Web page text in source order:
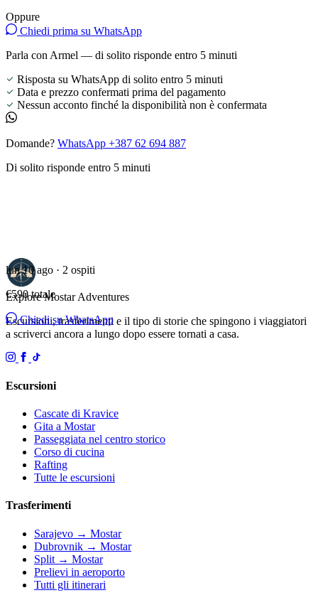
Oppure
Chiedi prima su WhatsApp
Parla con Armel — di solito risponde entro 5 minuti
Risposta su WhatsApp di solito entro 5 minuti
Data e prezzo confermati prima del pagamento
Nessun acconto finché la disponibilità non è confermata
Domande? WhatsApp +387 62 694 887
Di solito risponde entro 5 minuti
lun 10 ago · 2 ospiti
€590 totale
Chiedi su WhatsApp
Explore MostarAdventures
Escursioni, trasferimenti e il tipo di storie che spingono i viaggiatori
a scriverci ancora a lungo dopo essere tornati a casa.
Escursioni
Cascate di Kravice
Gita a Mostar
Passeggiata nel centro storico
Corso di cucina
Rafting
Tutte le escursioni
Trasferimenti
Sarajevo → Mostar
Dubrovnik → Mostar
Split → Mostar
Prelievi in aeroporto
Tutti gli itinerari